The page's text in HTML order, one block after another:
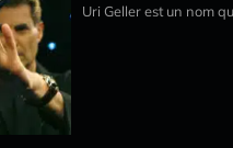
Uri Geller est un nom